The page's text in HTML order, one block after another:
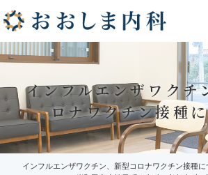
インフルエンザワクチ
ロナワクチン接種
インフルエンザワクチン、新型コロナワクチン接種に